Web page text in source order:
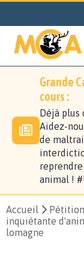
Grande
cours :
Déjà plus
Aidez-
de
reprendre
animal !
Accueil
inquiétante
lomagne